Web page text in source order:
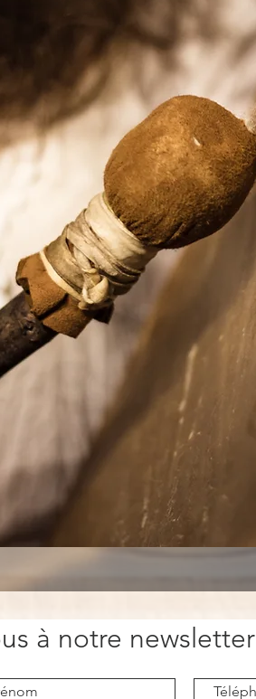
à notre newsletter